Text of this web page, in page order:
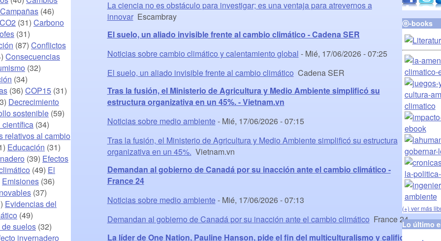
La ciencia no es obstáculo para investigar; es una ventaja para atrevernos a
innovarEscambray
El suelo, un aliado invisible frente al cambio climático - Cadena SER
Noticias sobre cambio climático y calentamiento global - Mié, 17/06/2026 - 07:25
El suelo, un aliado invisible frente al cambio climático Cadena SER
Tras la fusión, el Ministerio de Agricultura y Medio Ambiente simplificó su
estructura organizativa en un 45%. - Vietnam.vn
Noticias sobre medio ambiente- Mié, 17/06/2026 - 07:15
Tras la fusión, el Ministerio de Agricultura y Medio Ambiente simplificó su estructura
organizativa en un 45%. Vietnam.vn
Demandan al gobierno de Canadá por su inacción ante el cambio climático -
France 24
Noticias sobre medio ambiente - Mié, 17/06/2026 - 07:13
Demandan al gobierno de Canadá por su inacción ante el cambio climático France 24
La líder de One Nation, Pauline Hanson, pide el fin del multiculturalismo y califica
Campañas (46)
(31) Carbono
(31)
(87) Conflictos
Consecuencias
(32)
(34)
(36) COP15 (31)
Decrecimiento
sostenible (59)
(34)
relativos al cambio
Educación (31)
(39) Efectos
(49) El
Emisiones (36)
(37)
Evidencias del
(49)
suelos (32)
invernadero
ⓔ-books
(+) ver más
Lo último